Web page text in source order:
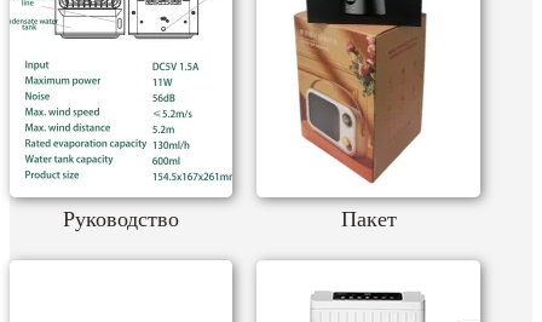
Руководство Пакет